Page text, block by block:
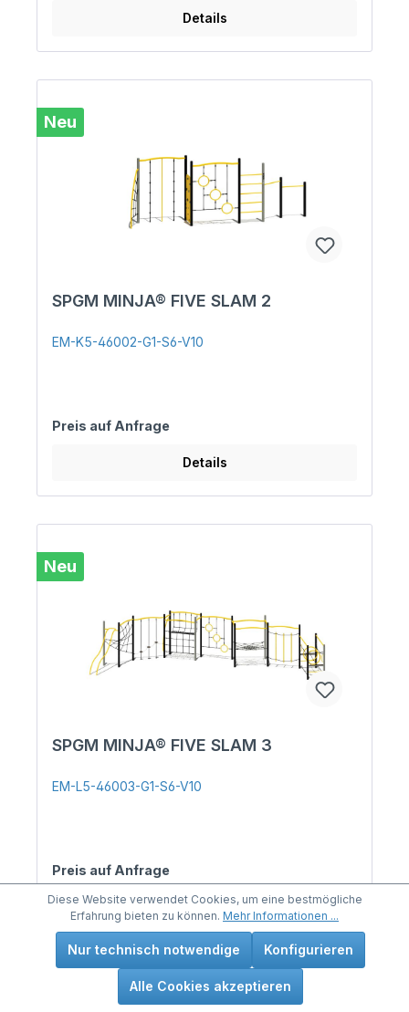
Details
Neu
SPGM MINJA® FIVE SLAM 2
EM-K5-46002-G1-S6-V10
Preis auf Anfrage
Details
Neu
SPGM MINJA® FIVE SLAM 3
EM-L5-46003-G1-S6-V10
Preis auf Anfrage
Details
Diese Website verwendet Cookies, um eine bestmögliche
Erfahrung bieten zu können. Mehr Informationen ...
Nur technisch notwendige Konfigurieren
Alle Cookies akzeptieren